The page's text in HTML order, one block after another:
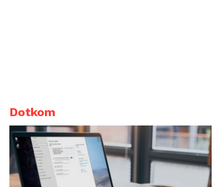
Dotkom